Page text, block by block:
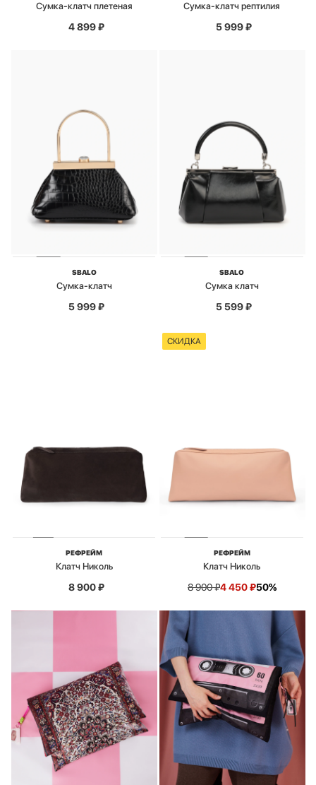
Сумка-клатч плетеная
4 899₽
Сумка-клатч рептилия
5 999₽
SBALO
Сумка-клатч
5 999₽
SBALO
Сумка клатч
5 599₽
РЕФРЕЙМ
Клатч Николь
8 900₽
СКИДКА
РЕФРЕЙМ
Клатч Николь
8 900₽4 450₽50%